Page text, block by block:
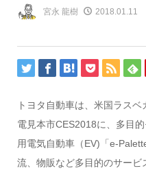
宮永 龍樹 2018.01.11
トヨタ自動車は、米国ラス
電見本市CES2018に、多目
用電気自動車（EV)「e-
流、物販など多目的のサー